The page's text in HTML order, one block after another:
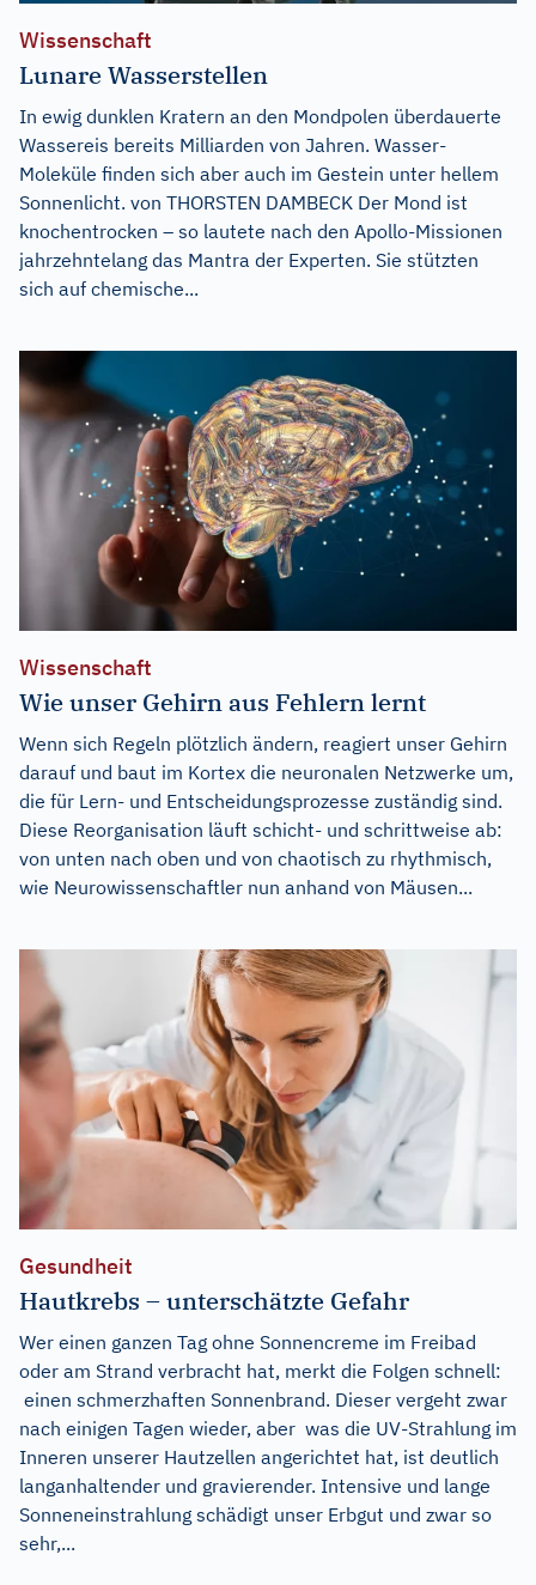
Wissenschaft
Lunare Wasserstellen
In ewig dunklen Kratern an den Mondpolen überdauerte
Wassereis bereits Milliarden von Jahren. Wasser-
Moleküle finden sich aber auch im Gestein unter hellem
Sonnenlicht. von THORSTEN DAMBECK Der Mond ist
knochentrocken – so lautete nach den Apollo-Missionen
jahrzehntelang das Mantra der Experten. Sie stützten
sich auf chemische...
Wissenschaft
Wie unser Gehirn aus Fehlern lernt
Wenn sich Regeln plötzlich ändern, reagiert unser Gehirn
darauf und baut im Kortex die neuronalen Netzwerke um,
die für Lern- und Entscheidungsprozesse zuständig sind.
Diese Reorganisation läuft schicht- und schrittweise ab:
von unten nach oben und von chaotisch zu rhythmisch,
wie Neurowissenschaftler nun anhand von Mäusen...
Gesundheit
Hautkrebs – unterschätzte Gefahr
Wer einen ganzen Tag ohne Sonnencreme im Freibad
oder am Strand verbracht hat, merkt die Folgen schnell:
einen schmerzhaften Sonnenbrand. Dieser vergeht zwar
nach einigen Tagen wieder, aber was die UV-Strahlung im
Inneren unserer Hautzellen angerichtet hat, ist deutlich
langanhaltender und gravierender. Intensive und lange
Sonneneinstrahlung schädigt unser Erbgut und zwar so
sehr,...